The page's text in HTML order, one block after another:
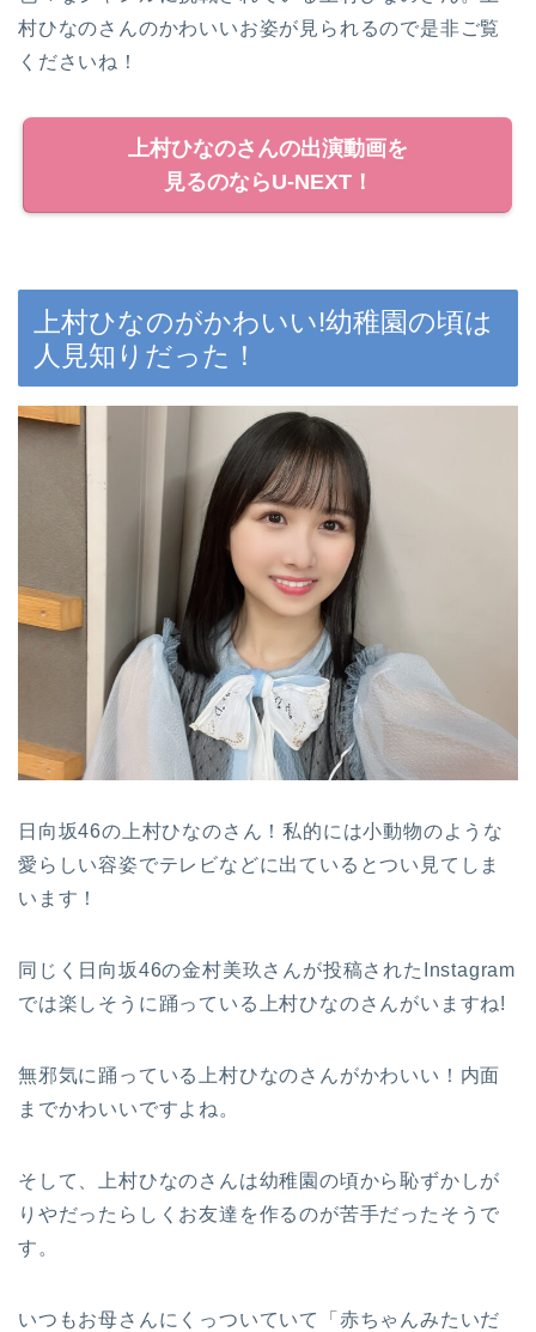
村ひなのさんのかわいいお姿が見られるので是非ご覧
くださいね！
上村ひなのさんの出演動画を
見るのならU-NEXT！
上村ひなのがかわいい!幼稚園の頃は
人見知りだった！
日向坂46の上村ひなのさん！私的には小動物のような
愛らしい容姿でテレビなどに出ているとつい見てしま
います！
同じく日向坂46の金村美玖さんが投稿されたInstagram
では楽しそうに踊っている上村ひなのさんがいますね!
無邪気に踊っている上村ひなのさんがかわいい！内面
までかわいいですよね。
そして、上村ひなのさんは幼稚園の頃から恥ずかしが
りやだったらしくお友達を作るのが苦手だったそうで
す。
いつもお母さんにくっついていて「赤ちゃんみたいだ